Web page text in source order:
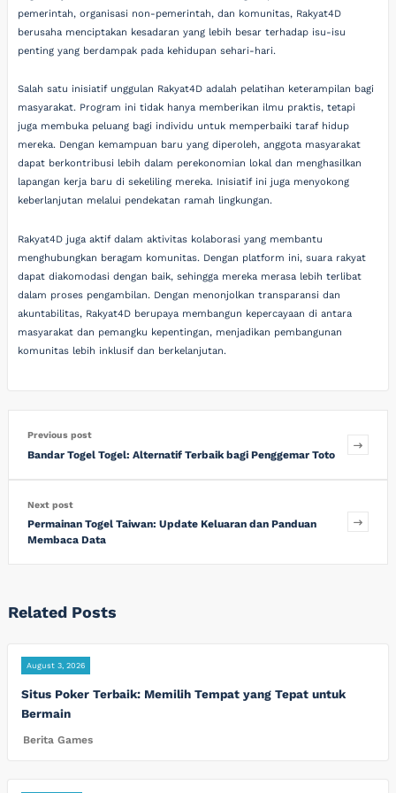
pemerintah, organisasi non-pemerintah, dan komunitas, Rakyat4D
berusaha menciptakan kesadaran yang lebih besar terhadap isu-isu
penting yang berdampak pada kehidupan sehari-hari.
Salah satu inisiatif unggulan Rakyat4D adalah pelatihan keterampilan bagi
masyarakat. Program ini tidak hanya memberikan ilmu praktis, tetapi
juga membuka peluang bagi individu untuk memperbaiki taraf hidup
mereka. Dengan kemampuan baru yang diperoleh, anggota masyarakat
dapat berkontribusi lebih dalam perekonomian lokal dan menghasilkan
lapangan kerja baru di sekeliling mereka. Inisiatif ini juga menyokong
keberlanjutan melalui pendekatan ramah lingkungan.
Rakyat4D juga aktif dalam aktivitas kolaborasi yang membantu
menghubungkan beragam komunitas. Dengan platform ini, suara rakyat
dapat diakomodasi dengan baik, sehingga mereka merasa lebih terlibat
dalam proses pengambilan. Dengan menonjolkan transparansi dan
akuntabilitas, Rakyat4D berupaya membangun kepercayaan di antara
masyarakat dan pemangku kepentingan, menjadikan pembangunan
komunitas lebih inklusif dan berkelanjutan.
Previous post
Bandar Togel Togel: Alternatif Terbaik bagi Penggemar Toto
Next post
Permainan Togel Taiwan: Update Keluaran dan Panduan
Membaca Data
Related Posts
August 3, 2026
Situs Poker Terbaik: Memilih Tempat yang Tepat untuk
Bermain
Berita Games